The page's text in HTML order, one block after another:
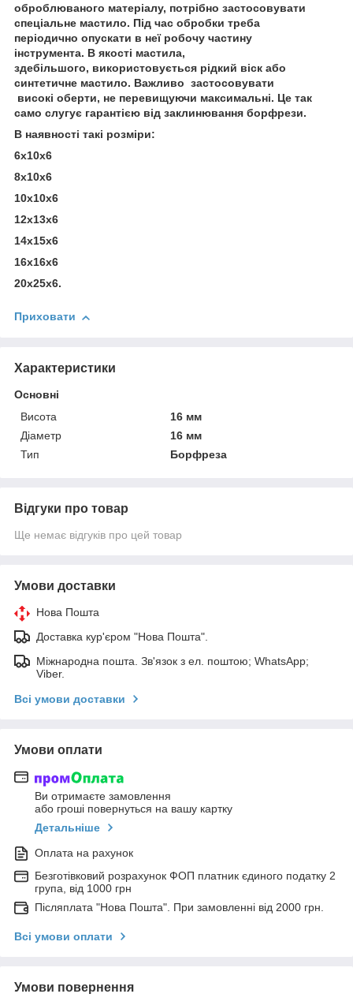
оброблюваного матеріалу, потрібно застосовувати
спеціальне мастило. Під час обробки треба
періодично опускати в неї робочу частину
інструмента. В якості мастила,
здебільшого, використовується рідкий віск або
синтетичне мастило. Важливо застосовувати
високі оберти, не перевищуючи максимальні. Це так
само слугує гарантією від заклинювання борфрези.
В наявності такі розміри:
6х10х6
8х10х6
10х10х6
12х13х6
14х15х6
16х16х6
20х25х6.
Приховати
Характеристики
Основні
Висота
16 мм
Діаметр
16 мм
Тип
Борфреза
Відгуки про товар
Ще немає відгуків про цей товар
Умови доставки
Нова Пошта
Доставка кур'єром "Нова Пошта".
Міжнародна пошта. Зв'язок з ел. поштою; WhatsApp;
Viber.
Всі умови доставки
Умови оплати
Ви отримаєте замовлення
або гроші повернуться на вашу картку
Детальніше
Оплата на рахунок
Безготівковий розрахунок ФОП платник єдиного податку 2
група, від 1000 грн
Післяплата "Нова Пошта". При замовленні від 2000 грн.
Всі умови оплати
Умови повернення